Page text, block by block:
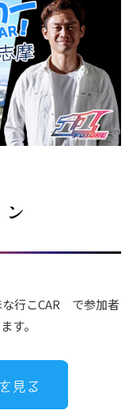
行こCAR で参加者
す。